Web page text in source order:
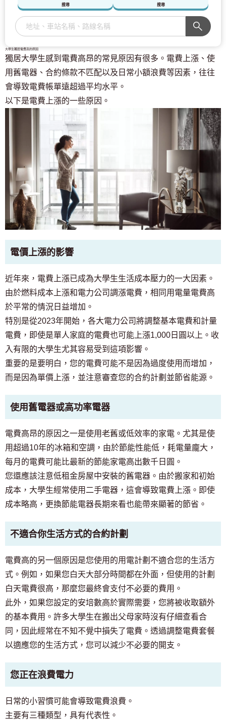
搜尋 搜尋
大學生獨居電費高的原因
獨居大學生感到電費高昂的常見原因有很多。電費上漲、使
用舊電器、合約條款不匹配以及日常小額浪費等因素，往往
會導致電費帳單遠超過平均水平。
以下是電費上漲的一些原因。
電價上漲的影響
近年來，電費上漲已成為大學生生活成本壓力的一大因素。
由於燃料成本上漲和電力公司調漲電費，相同用電量電費高
於平常的情況日益增加。
特別是從2023年開始，各大電力公司將調整基本電費和計量
電費，即使是單人家庭的電費也可能上漲1,000日圓以上。收
入有限的大學生尤其容易受到這項影響。
重要的是要明白，您的電費可能不是因為過度使用而增加，
而是因為單價上漲，並注意審查您的合約計劃並節省能源。
使用舊電器或高功率電器
電費高昂的原因之一是使用老舊或低效率的家電。尤其是使
用超過10年的冰箱和空調，由於節能性能低，耗電量龐大，
每月的電費可能比最新的節能家電高出數千日圓。
您還應該注意低租金房屋中安裝的舊電器。由於搬家和初始
成本，大學生經常使用二手電器，這會導致電費上漲。即使
成本略高，更換節能電器長期來看也能帶來顯著的節省。
不適合你生活方式的合約計劃
電費高的另一個原因是您使用的用電計劃不適合您的生活方
式。例如，如果您白天大部分時間都在外面，但使用的計劃
白天電費很高，那麼您最終會支付不必要的費用。
此外，如果您設定的安培數高於實際需要，您將被收取額外
的基本費用。許多大學生在搬出父母家時沒有仔細查看合
同，因此經常在不知不覺中損失了電費。透過調整電費套餐
以適應您的生活方式，您可以減少不必要的開支。
您正在浪費電力
日常的小習慣可能會導致電費浪費。
主要有三種類型，具有代表性。